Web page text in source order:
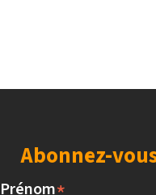
Abonnez-
Prénom